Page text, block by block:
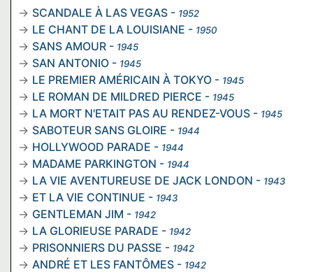
SCANDALE À LAS VEGAS - 1952
LE CHANT DE LA LOUISIANE - 1950
SANS AMOUR - 1945
SAN ANTONIO - 1945
LE PREMIER AMÉRICAIN À TOKYO - 1945
LE ROMAN DE MILDRED PIERCE - 1945
LA MORT N'ETAIT PAS AU RENDEZ-VOUS - 1945
SABOTEUR SANS GLOIRE - 1944
HOLLYWOOD PARADE - 1944
MADAME PARKINGTON - 1944
LA VIE AVENTUREUSE DE JACK LONDON - 1943
ET LA VIE CONTINUE - 1943
GENTLEMAN JIM - 1942
LA GLORIEUSE PARADE - 1942
PRISONNIERS DU PASSE - 1942
ANDRÉ ET LES FANTÔMES - 1942